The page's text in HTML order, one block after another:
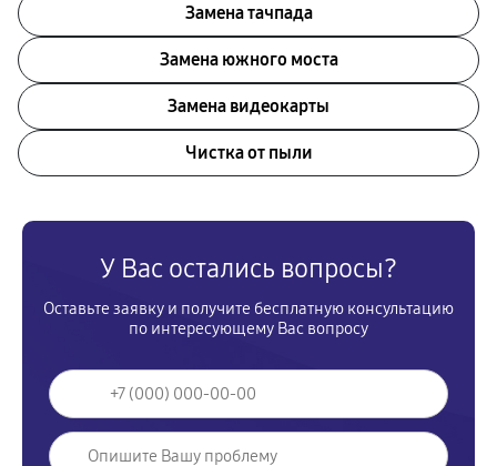
Замена тачпада
Замена южного моста
Замена видеокарты
Чистка от пыли
У Вас остались вопросы?
Оставьте заявку и получите бесплатную консультацию
по интересующему Вас вопросу